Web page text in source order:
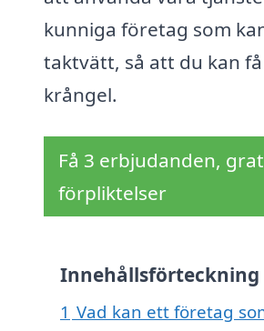
kunniga företag som
taktvätt, så att du kan
krångel.
Få 3 erbjudanden,
förpliktelser
Innehållsförteckning
1 Vad kan ett företag